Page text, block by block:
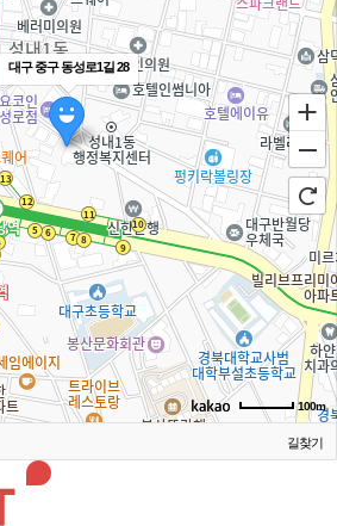
대구 중구 동성로1길 28
100m
길찾기